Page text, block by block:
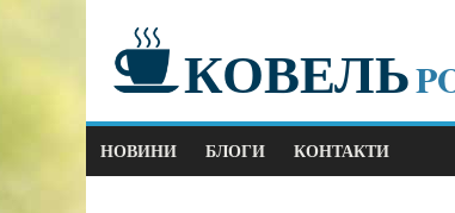
КОВЕЛЬ
НОВИНИ БЛОГИ КОНТАКТИ